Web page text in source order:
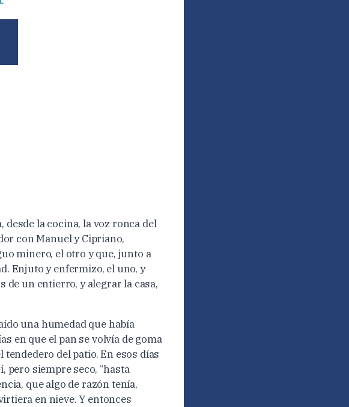
la cocina, la voz ronca del
con Manuel y Cipriano,
minero, el otro y que, junto a
Enjuto y enfermizo, el uno, y
de un entierro, y alegrar la casa,
una humedad que había
en que el pan se volvía de goma
tendedero del patio. En esos días
pero siempre seco, “hasta
que algo de razón tenía,
en nieve. Y entonces